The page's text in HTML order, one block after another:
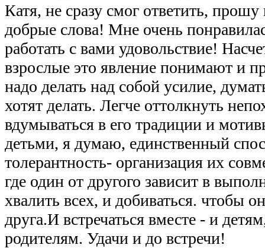
Катя, не сразу смог ответить,
добрые слова! Мне очень
работать с вами удовольствие!
взрослые это явление понимают и
надо делать над собой усилие,
хотят делать. Легче оттолкнуть
вдумываться в его традиции и
детьми, я думаю, единственный
толерантность- организация их
где один от другого зависит в
хвалить всех, и добиваться. чтобы
друга.И встречаться вместе - и
родителям. Удачи и до встречи!